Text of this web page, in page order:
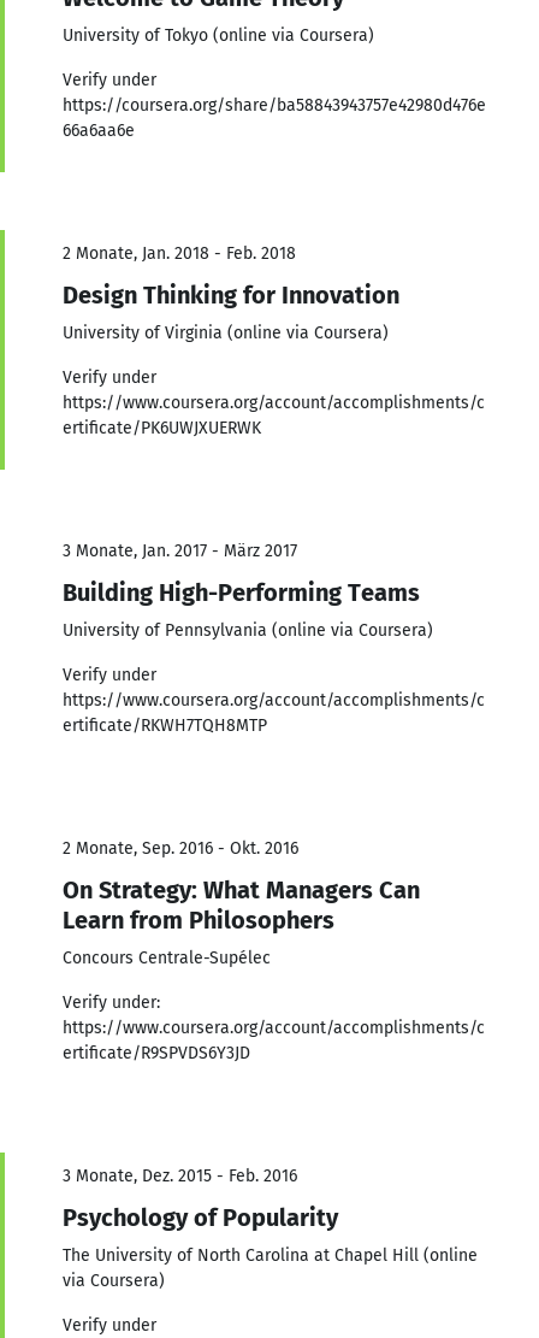
University of Tokyo (online via Coursera)
Verify under
https://coursera.org/share/ba58843943757e42980d476e
66a6aa6e
2 Monate, Jan. 2018 - Feb. 2018
Design Thinking for Innovation
University of Virginia (online via Coursera)
Verify under
https://www.coursera.org/account/accomplishments/c
ertificate/PK6UWJXUERWK
3 Monate, Jan. 2017 - März 2017
Building High-Performing Teams
University of Pennsylvania (online via Coursera)
Verify under
https://www.coursera.org/account/accomplishments/c
ertificate/RKWH7TQH8MTP
2 Monate, Sep. 2016 - Okt. 2016
On Strategy: What Managers Can
Learn from Philosophers
Concours Centrale-Supélec
Verify under:
https://www.coursera.org/account/accomplishments/c
ertificate/R9SPVDS6Y3JD
3 Monate, Dez. 2015 - Feb. 2016
Psychology of Popularity
The University of North Carolina at Chapel Hill (online
via Coursera)
Verify under